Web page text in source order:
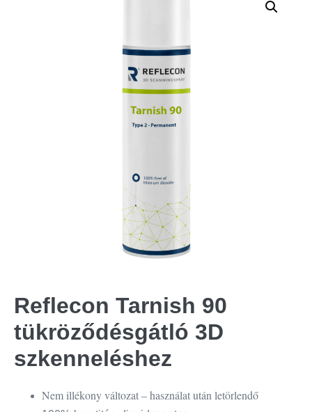
Reflecon Tarnish 90
tükröződésgátló 3D
szkenneléshez
Nem illékony változat – használat után letörlendő